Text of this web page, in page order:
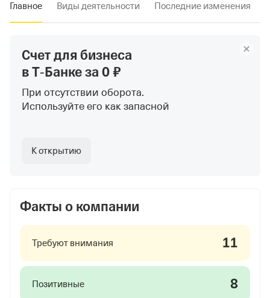
Главное Виды деятельности Последние изменения
Счет для бизнеса
в Т‑Банкеза 0 ₽
При отсутствии оборота.
Используйте его как запасной
К открытию
Факты о компании
Требуют внимания 11
Позитивные 8